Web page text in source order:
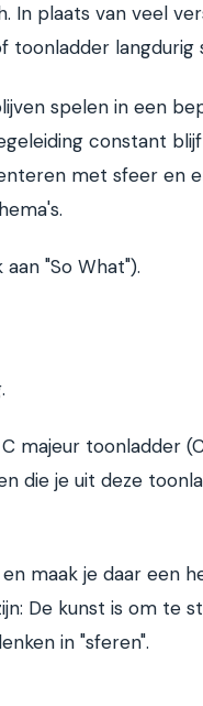
In plaats van veel
toonladder langdurig
spelen in een
constant
met sfeer en
"So What").
majeur toonladder
die je uit deze
maak je daar een
De kunst is om te
in "sferen".